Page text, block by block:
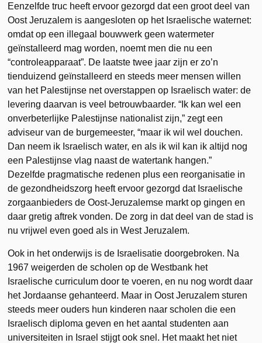
Eenzelfde truc heeft ervoor gezorgd dat een groot deel van
Oost Jeruzalem is aangesloten op het Israelische waternet:
omdat op een illegaal bouwwerk geen watermeter
geïnstalleerd mag worden, noemt men die nu een
“controleapparaat”. De laatste twee jaar zijn er zo’n
tienduizend geïnstalleerd en steeds meer mensen willen
van het Palestijnse net overstappen op Israelisch water: de
levering daarvan is veel betrouwbaarder. “Ik kan wel een
onverbeterlijke Palestijnse nationalist zijn,” zegt een
adviseur van de burgemeester, “maar ik wil wel douchen.
Dan neem ik Israelisch water, en als ik wil kan ik altijd nog
een Palestijnse vlag naast de watertank hangen.”
Dezelfde pragmatische redenen plus een reorganisatie in
de gezondheidszorg heeft ervoor gezorgd dat Israelische
zorgaanbieders de Oost-Jeruzalemse markt op gingen en
daar gretig aftrek vonden. De zorg in dat deel van de stad is
nu vrijwel even goed als in West Jeruzalem.
Ook in het onderwijs is de Israelisatie doorgebroken. Na
1967 weigerden de scholen op de Westbank het
Israelische curriculum door te voeren, en nu nog wordt daar
het Jordaanse gehanteerd. Maar in Oost Jeruzalem sturen
steeds meer ouders hun kinderen naar scholen die een
Israelisch diploma geven en het aantal studenten aan
universiteiten in Israel stijgt ook snel. Het maakt het niet